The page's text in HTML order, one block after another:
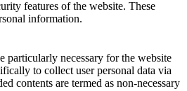
features of the website. These
information.
particularly necessary for the website
to collect user personal data via
contents are termed as non-necessary